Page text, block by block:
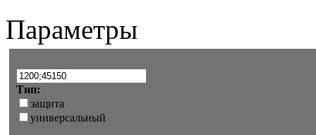
Параметры
Тип:
защита
универсальный